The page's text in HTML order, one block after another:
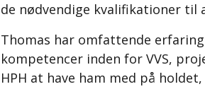
de nødvendige kvalifikationer til
Thomas har omfattende
kompetencer inden for VVS,
HPH at have ham med på